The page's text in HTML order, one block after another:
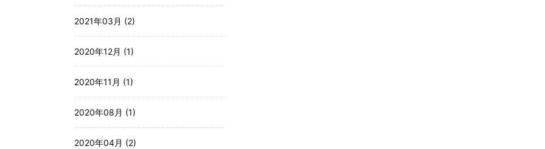
2021年03月 (2)
2020年12月 (1)
2020年11月 (1)
2020年08月 (1)
2020年04月 (2)